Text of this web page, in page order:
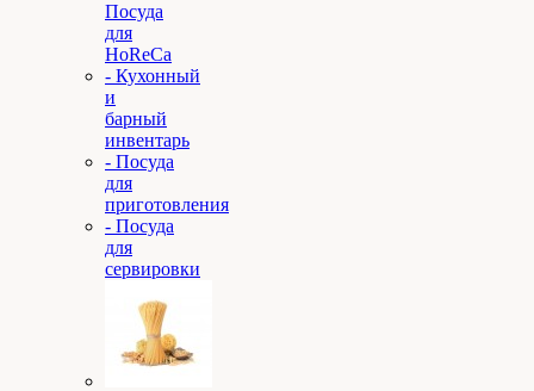
Посуда
для
HoReCa
- Кухонный
и
барный
инвентарь
- Посуда
для
приготовления
- Посуда
для
сервировки